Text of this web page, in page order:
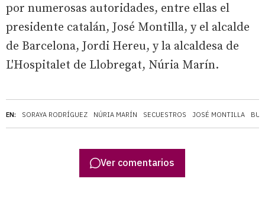
EN: SORAYA RODRÍGUEZ NÚRIA MARÍN SECUESTROS JOSÉ MONTILLA
por numerosas autoridades, entre ellas el
presidente catalán, José Montilla, y el alcalde
de Barcelona, Jordi Hereu, y la alcaldesa de
L'Hospitalet de Llobregat, Núria Marín.
Ver comentarios